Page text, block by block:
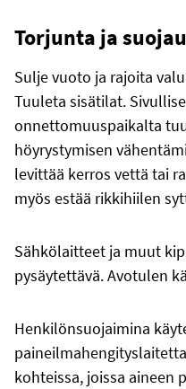
Torjunta ja
Sulje vuoto ja rajoita
Tuuleta sisätilat.
onnettomuuspaikalta
höyrystymisen
levittää kerros vettä tai
myös estää rikkihiilen
Sähkölaitteet ja muut
pysäytettävä. Avotulen
Henkilönsuojaimina
kohteissa, joissa aineen